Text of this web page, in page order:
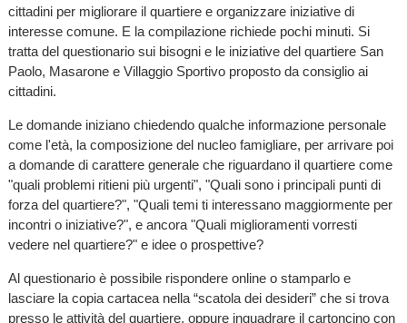
cittadini per migliorare il quartiere e organizzare iniziative di
interesse comune. E la compilazione richiede pochi minuti. Si
tratta del questionario sui bisogni e le iniziative del quartiere San
Paolo, Masarone e Villaggio Sportivo proposto da consiglio ai
cittadini.
Le domande iniziano chiedendo qualche informazione personale
come l'età, la composizione del nucleo famigliare, per arrivare poi
a domande di carattere generale che riguardano il quartiere come
"quali problemi ritieni più urgenti", "Quali sono i principali punti di
forza del quartiere?", "Quali temi ti interessano maggiormente per
incontri o iniziative?", e ancora "Quali miglioramenti vorresti
vedere nel quartiere?" e idee o prospettive?
Al questionario è possibile rispondere online o stamparlo e
lasciare la copia cartacea nella “scatola dei desideri” che si trova
presso le attività del quartiere, oppure inquadrare il cartoncino con